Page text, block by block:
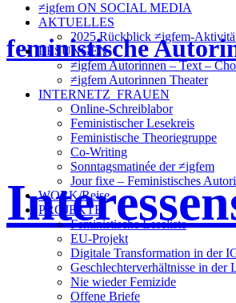
≠igfem ON SOCIAL MEDIA
AKTUELLES
2025 Rückblick ≠igfem-
LESUNGEN
≠igfem Autorinnen – Text –
≠igfem Autorinnen Theater
INTERNETZ_FRAUEN
Online-Schreiblabor
Feministischer Lesekreis
Feministische Theoriegruppe
Co-Writing
Sonntagsmatinée der ≠igfem
Jour fixe – Feministisches
WORK/Reise
PROJEKTE
Feministische Leseliste
EU-Projekt
Digitale Transformation in der
Geschlechterverhältnisse in der
Nie wieder Femizide
Offene Briefe